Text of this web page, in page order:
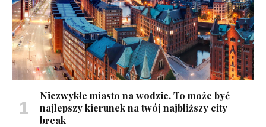
Niezwykłe miasto na wodzie. To może być
najlepszy kierunek na twój najbliższy city
break